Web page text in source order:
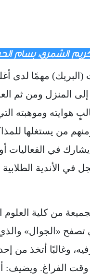
الشمري، بسام
مهمًا لدى
المنزل ومن ثم
هوايته وموهبته
من يستغلها
في الفعاليات
في الأندية
من كلية العلوم
تصفح «الجوال»
وغالبًا أتخذ من
وقت الفراغ.